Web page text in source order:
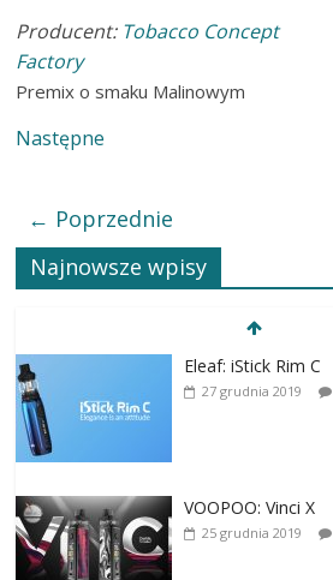
Producent: Tobacco Concept
Factory
Premix o smaku Malinowym
Następne
← Poprzednie
Najnowsze wpisy
Eleaf: iStick Rim C
27 grudnia 2019
VOOPOO: Vinci X
25 grudnia 2019